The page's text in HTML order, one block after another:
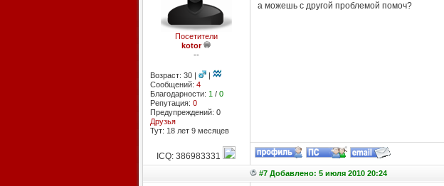
Посетители
kotor
--
Возраст: 30 |
|
Сообщений: 4
Благодарности: 1 / 0
Репутация: 0
Предупреждений: 0
Друзья
Тут: 18 лет 9 месяцев
а можешь с другой проблемой помоч?
ICQ: 386983331
#7 Добавлено: 5 июля 2010 20:24